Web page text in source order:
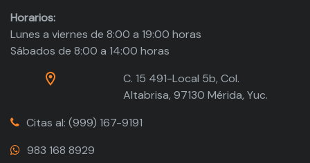
Horarios:
Lunes a viernes de 8:00 a 19:00 horas
Sábados de 8:00 a 14:00 horas
C. 15 491-Local 5b, Col.
Altabrisa, 97130 Mérida, Yuc.
Citas al: (999) 167-9191
983 168 8929